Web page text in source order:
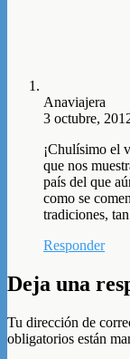
Anaviajera
3 octubre,
¡Chulísimo el
que nos
país del que
como se
tradiciones,
Responder
Deja una
Tu dirección de
obligatorios están